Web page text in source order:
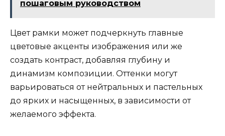
пошаговым руководством
Цвет рамки может подчеркнуть главные
цветовые акценты изображения или же
создать контраст, добавляя глубину и
динамизм композиции. Оттенки могут
варьироваться от нейтральных и пастельных
до ярких и насыщенных, в зависимости от
желаемого эффекта.